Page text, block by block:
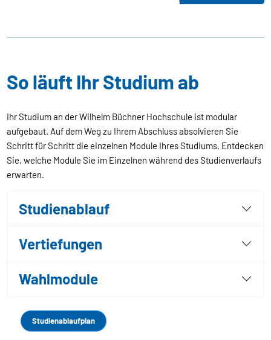
So läuft Ihr Studium ab
Ihr Studium an der Wilhelm Büchner Hochschule ist modular
aufgebaut. Auf dem Weg zu Ihrem Abschluss absolvieren Sie
Schritt für Schritt die einzelnen Module Ihres Studiums. Entdecken
Sie, welche Module Sie im Einzelnen während des Studienverlaufs
erwarten.
Studienablauf
Vertiefungen
Wahlmodule
Studienablaufplan